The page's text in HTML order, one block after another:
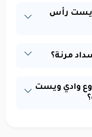
ويست رأس
مرنة؟
وادي ويست